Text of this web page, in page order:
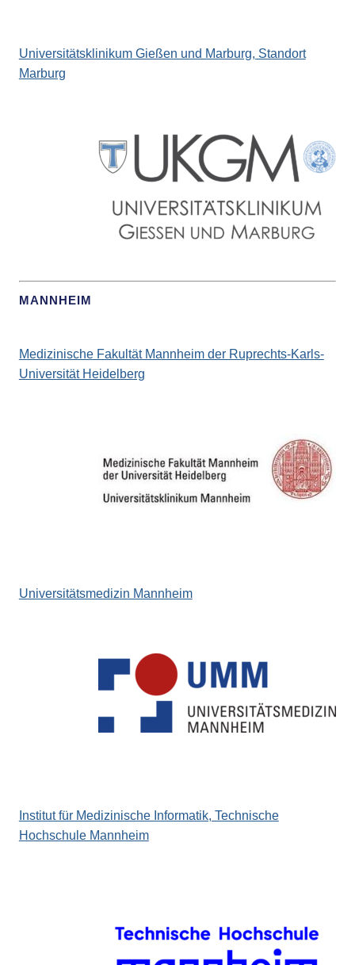
Universitätsklinikum Gießen und Marburg, Standort
Marburg
MANNHEIM
Medizinische Fakultät Mannheim der Ruprechts-Karls-
Universität Heidelberg
Universitätsmedizin Mannheim
Institut für Medizinische Informatik, Technische
Hochschule Mannheim